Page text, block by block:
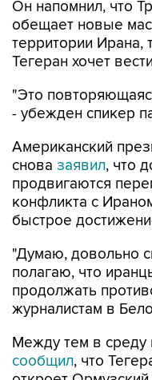
территории Ирана,
Тегеран хочет
"Это
Американский
продвигаются
конфликта с
быстрое
"Думаю, довольно
продолжать
журналистам в
Между тем в среду
откроет
американские